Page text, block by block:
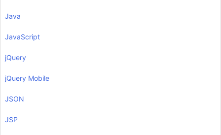
Java
JavaScript
jQuery
jQuery Mobile
JSON
JSP